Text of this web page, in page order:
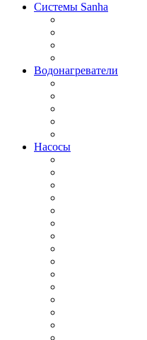
Системы Sanha
Водонагреватели
Насосы